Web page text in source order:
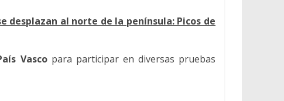
desplazan al norte de la península: Picos de
Vascopara participar en diversas pruebas